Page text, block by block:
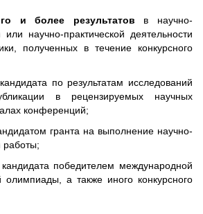
и более результатов в научно-
или научно-практической деятельности
полученных в течение конкурсного
по результатам исследований
в рецензируемых научных
конференций;
гранта на выполнение научно-
работы;
победителем международной
олимпиады, а также иного конкурсного